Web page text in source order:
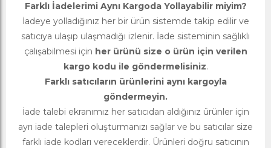
Farklı İadelerimi Aynı Kargoda Yollayabilir miyim?
İadeye yolladığınız her bir ürün sistemde takip edilir ve
satıcıya ulaşıp ulaşmadığı izlenir. İade sisteminin sağlıklı
çalışabilmesi için her ürünü size o ürün için verilen
kargo kodu ile göndermelisiniz.
Farklı satıcıların ürünlerini aynı kargoyla
göndermeyin.
İade talebi ekranımız her satıcıdan aldığınız ürünler için
ayrı iade talepleri oluşturmanızı sağlar ve bu satıcılar size
farklı iade kodları vereceklerdir. Ürünleri doğru satıcının